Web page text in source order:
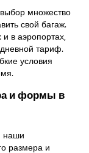
множество
свой багаж.
в аэропортах,
тариф.
условия
и формы в
наши
размера и